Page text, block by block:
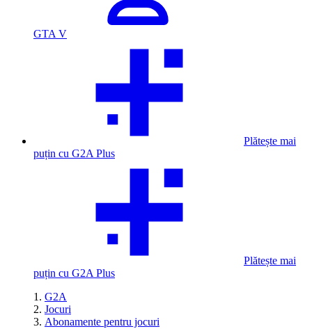
GTA V
Plătește mai
puțin cu G2A Plus
Plătește mai
puțin cu G2A Plus
G2A
Jocuri
Abonamente pentru jocuri